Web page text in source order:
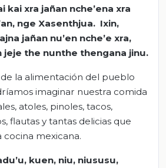
kai xra jañan nche’ena xra
nge Xasenthjua. Ixin,
jañan nu’en nche’e xra,
jeje the nunthe thengana jinu.
de la alimentación del pueblo
imaginar nuestra comida
atoles, pinoles, tacos,
flautas y tantas delicias que
cocina mexicana.
kuen, niu, niususu,